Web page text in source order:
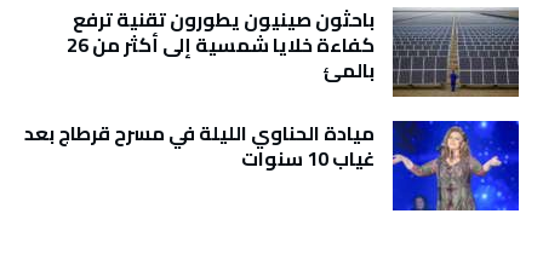
باحثون صينيون يطورون تقنية ترفع
كفاءة خلايا شمسية إلى أكثر من 26
بالمئ
ميادة الحناوي الليلة في مسرح قرطاج بعد
غياب 10 سنوات